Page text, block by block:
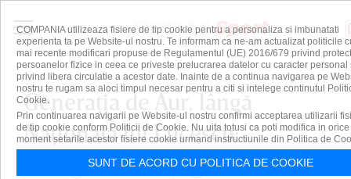
Generaţia de Aur, lângă
Naţionala lui Lucescu:
”Mergem să câştigăm!”
COMPANIA utilizeaza fisiere de tip cookie pentru a personaliza si imbunatati
experienta ta pe Website-ul nostru. Te informam ca ne-am actualizat politicile
mai recente modificari propuse de Regulamentul (UE) 2016/679 privind
persoanelor fizice in ceea ce priveste prelucrarea datelor cu caracter personal
privind libera circulatie a acestor date. Inainte de a continua navigarea pe
nostru te rugam sa aloci timpul necesar pentru a citi si intelege continutul
Cookie.
Prin continuarea navigarii pe Website-ul nostru confirmi acceptarea utilizarii
de tip cookie conform Politicii de Cookie. Nu uita totusi ca poti modifica in orice
moment setarile acestor fisiere cookie urmand instructiunile din Politica de
SUNT DE ACORD CU POLITICA DE COOKIE